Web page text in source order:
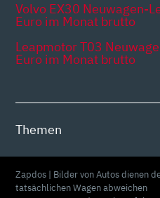
Volvo EX30 Neuwagen-
Euro im Monat brutto
Leapmotor T03
Euro im Monat brutto
Themen
Zapdos | Bilder von Autos dienen
tatsächlichen Wagen abweichen